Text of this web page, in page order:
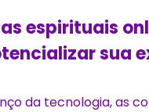
espirituais
sua
da tecnologia, as